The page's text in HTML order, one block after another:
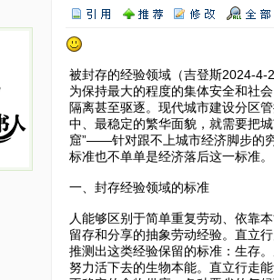
被封存的经验领域（吉登斯2024-4-
为保持最大的程度的集体安全和社
隔离甚至驱逐。现代城市建设分区
中、最稳定的繁华面貌，就需要把
窟”——针对跟不上城市经济脚步的
标准也不单单是经济落后这一标准。
一、封存经验领域的标准
人能够区别于简单重复劳动、依靠
留存和分享的抽象劳动经验。直立
推测出这类经验保留的标准：生存
努力活下去的生物本能。直立行走